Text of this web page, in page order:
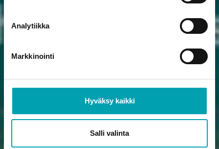
Analytiikka
Markkinointi
Hyväksy kaikki
Salli valinta